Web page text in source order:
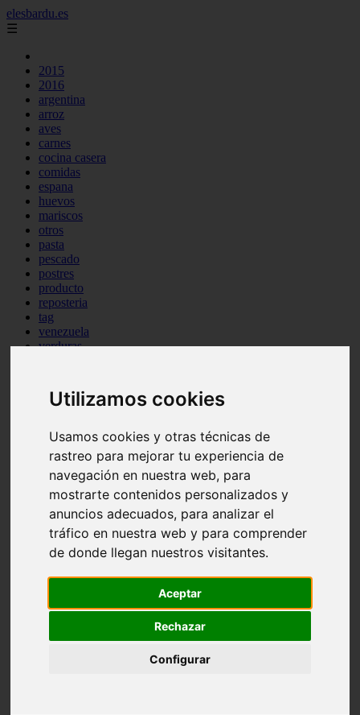
Utilizamos cookies
Usamos cookies y otras técnicas de
rastreo para mejorar tu experiencia de
navegación en nuestra web, para
mostrarte contenidos personalizados y
anuncios adecuados, para analizar el
tráfico en nuestra web y para comprender
de donde llegan nuestros visitantes.
Aceptar
Rechazar
Configurar
elesbardu.es
☰
2015
2016
argentina
arroz
aves
carnes
cocina casera
comidas
espana
huevos
mariscos
otros
pasta
pescado
postres
producto
reposteria
tag
venezuela
verduras
Teruel - sarrión
Cádiz - algodonales
Madrid - madrid
Asturias - oviedo
Cádiz - el-puerto-de-santa-maría
Asturias - aller
álava - vitoria-gasteiz
Málaga - marbella
Zaragoza - zaragoza
Barcelona - barcelona
Valencia - valencia
Toledo - seseña
Cantabria - val-de-san-vicente